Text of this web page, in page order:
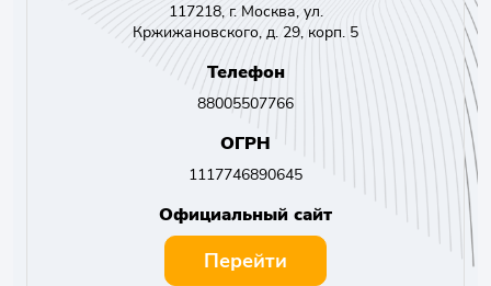
117218, г. Москва, ул.
Кржижановского, д. 29, корп. 5
Телефон
88005507766
ОГРН
1117746890645
Официальный сайт
Перейти